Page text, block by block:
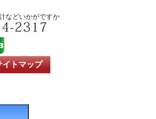
などいかがですか
イトマップ